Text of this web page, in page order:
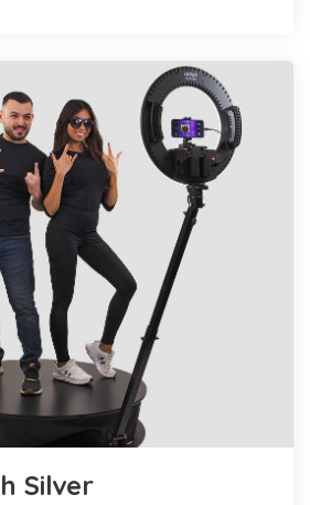
Silver